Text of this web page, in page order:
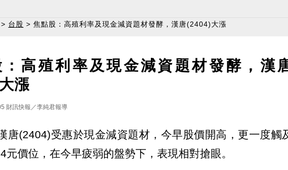
> 台股 > 焦點股：高殖利率及現金減資題材發酵，漢唐(2404)大漲
高殖利率及現金減資題材發酵，漢
漲
財訊快報／李純君報導
唐(2404)受惠於現金減資題材，今早股價開高，更一度觸
元價位，在今早疲弱的盤勢下，表現相對搶眼。